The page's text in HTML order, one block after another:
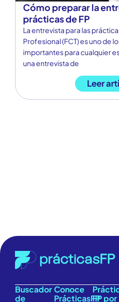
Cómo preparar la
prácticas de FP
La entrevista para las
Profesional (FCT) es uno de
importantes para cualquier
una entrevista de
Leer
Buscador
de
Conoce
PrácticasFPFP por